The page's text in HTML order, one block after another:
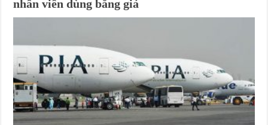
nhân viên dùng bằng giả